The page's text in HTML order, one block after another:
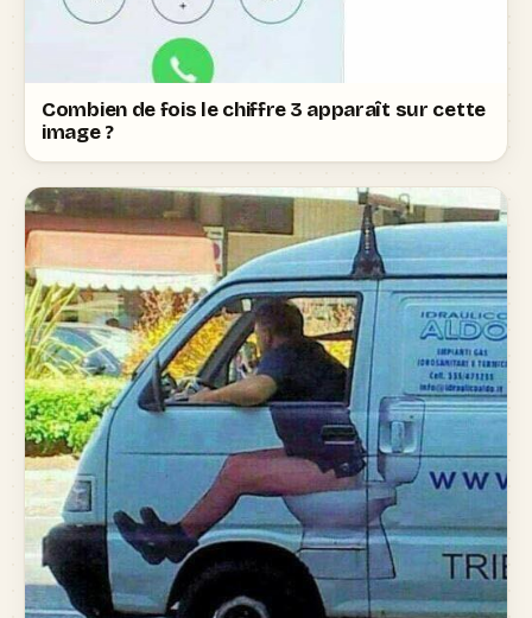
Combien de fois le chiffre 3 apparaît sur cette
image ?